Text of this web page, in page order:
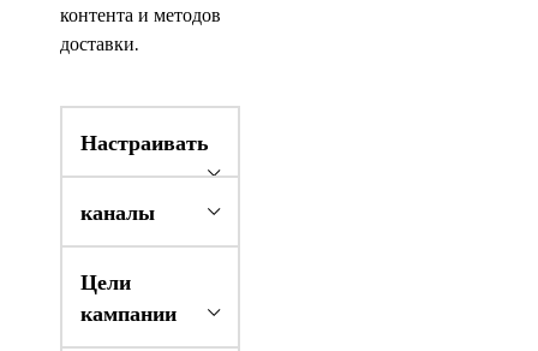
контента и методов
доставки.
Настраивать
каналы
Цели
кампании